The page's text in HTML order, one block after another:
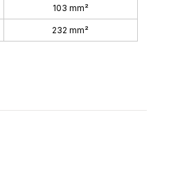
103 mm²
232 mm²